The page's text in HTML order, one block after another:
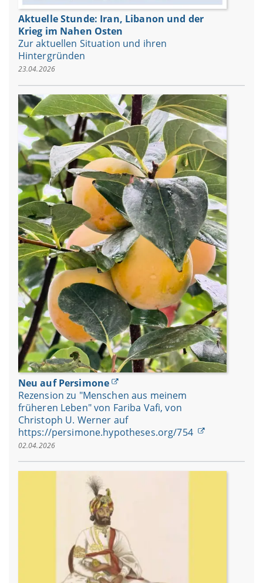
Aktuelle Stunde: Iran, Libanon und der
Krieg im Nahen Osten
Zur aktuellen Situation und ihren
Hintergründen
23.04.2026
Neu auf Persimone
Rezension zu "Menschen aus meinem
früheren Leben" von Fariba Vafi, von
Christoph U. Werner auf
https://persimone.hypotheses.org/754
02.04.2026